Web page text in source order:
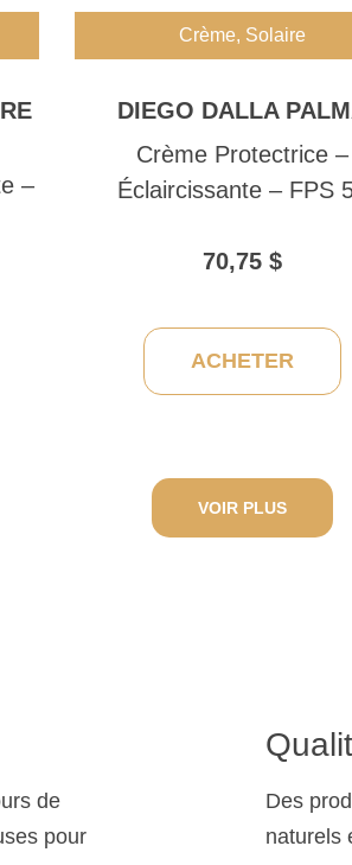
–
Crème, Solaire
DIEGO DALLA
Crème Protectrice –
Éclaircissante – FPS
70,75$
ACHETER
VOIR PLUS
de
pour
Des
naturels